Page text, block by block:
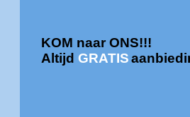
KOM naar ONS!!!
Altijd GRATIS